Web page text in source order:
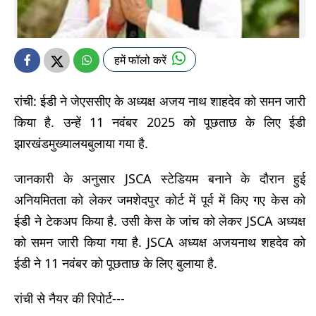
हमें फॉलो करें
रांची: ईडी ने जेएससीए के अध्यक्ष अजय नाथ शाहदेव को समन जारी
किया है. उन्हें 11 नवंबर 2025 को पूछताछ के लिए ईडी
झारखंडमुख्यालयबुलाया गया है.
जानकारी के अनुसार JSCA स्टेडियम बनाने के दौरान हुई
अनियमितता को लेकर जमशेदपुर कोर्ट में पूर्व में किए गए केस को
ईडी ने टेकअप किया है. उसी केस के जांच को लेकर JSCA अध्यक्ष
को समन जारी किया गया है. JSCA अध्यक्ष अजयनाथ शहदेव को
ईडी ने 11 नवंबर को पूछताछ के लिए बुलाया है.
रांची से नैयर की रिपोर्ट---